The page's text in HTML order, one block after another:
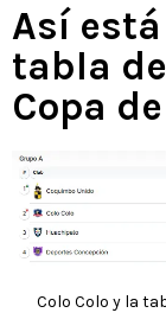
Así
tabla
Copa
Colo Colo y la